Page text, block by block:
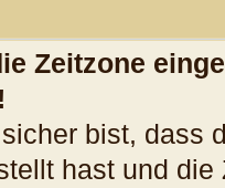
Zeitzone
bist, dass
hast und